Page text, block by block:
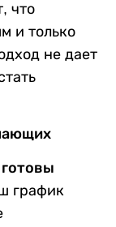
что
и только
не дает
график